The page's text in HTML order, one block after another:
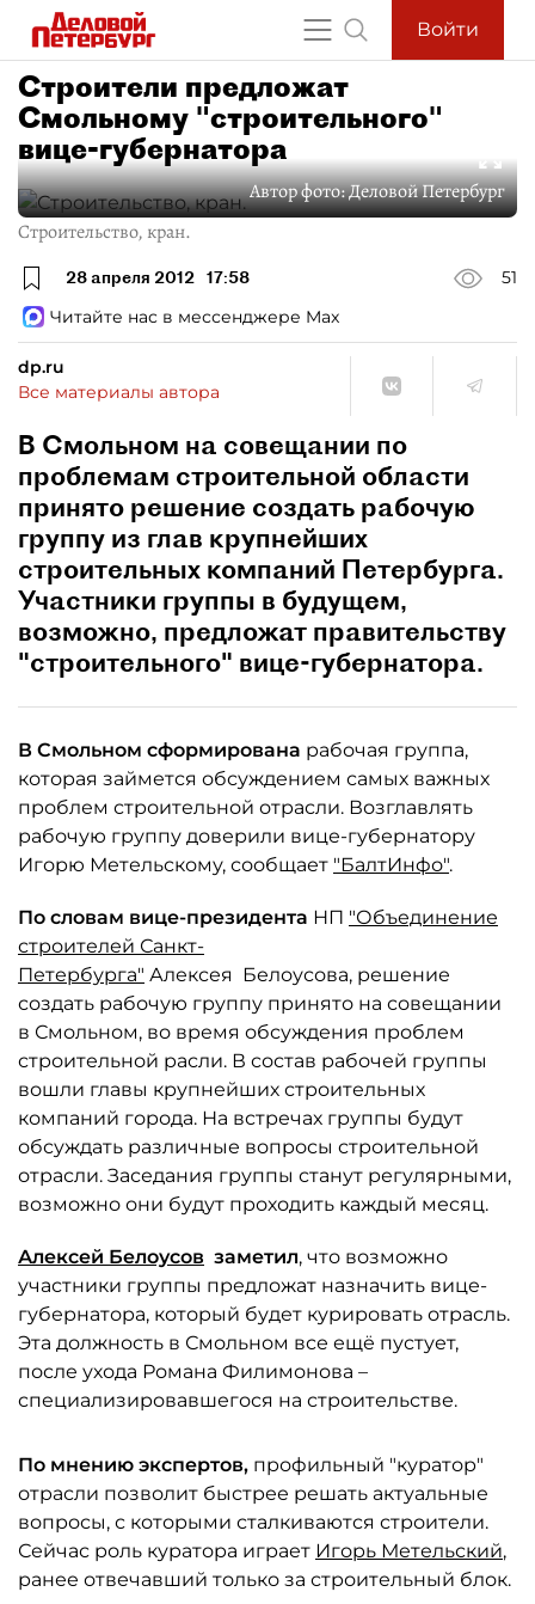
Войти
Строители предложат
Смольному "строительного"
вице-губернатора
Автор фото:Деловой Петербург
Строительство, кран.
28 апреля 2012 17:58
51
Читайте нас в мессенджере Max
dp.ru
Все материалы автора
В Смольном на совещании по
проблемам строительной области
принято решение создать рабочую
группу из глав крупнейших
строительных компаний Петербурга.
Участники группы в будущем,
возможно, предложат правительству
"строительного" вице-губернатора.
В Смольном сформирована рабочая группа,
которая займется обсуждением самых важных
проблем строительной отрасли. Возглавлять
рабочую группу доверили вице-губернатору
Игорю Метельскому, сообщает "БалтИнфо".
По словам вице-президента НП "Объединение
строителей Санкт-
Петербурга" Алексея Белоусова, решение
создать рабочую группу принято на совещании
в Смольном, во время обсуждения проблем
строительной расли. В состав рабочей группы
вошли главы крупнейших строительных
компаний города. На встречах группы будут
обсуждать различные вопросы строительной
отрасли. Заседания группы станут регулярными,
возможно они будут проходить каждый месяц.
Алексей Белоусов заметил, что возможно
участники группы предложат назначить вице-
губернатора, который будет курировать отрасль.
Эта должность в Смольном все ещё пустует,
после ухода Романа Филимонова –
специализировавшегося на строительстве.
По мнению экспертов, профильный "куратор"
отрасли позволит быстрее решать актуальные
вопросы, с которыми сталкиваются строители.
Сейчас роль куратора играет Игорь Метельский,
ранее отвечавший только за строительный блок.